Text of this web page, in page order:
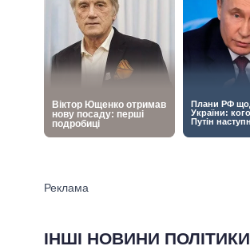
ІНШІ НОВИНИ ПОЛІТИКИ